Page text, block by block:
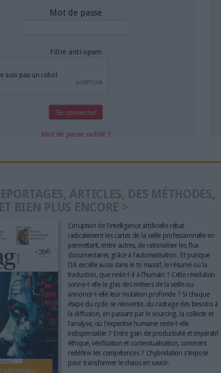
Mot de passe
Filtre anti-spam
Mot de passe oublié ?
L'irruption de l'intelligence artificielle rebat
radicalement les cartes de la veille professionnelle en
permettant, entre autres, de rationaliser les flux
documentaires grâce à l’automatisation. Et puisque
l'IA excelle aussi dans le tri massif, le résumé ou la
traduction, que reste-t-il à l’humain ? Cette révolution
sonne-t-elle le glas des métiers de la veille ou
annonce-t-elle leur mutation profonde ? Si chaque
étape du cycle se réinvente, du cadrage des besoins à
la diffusion, en passant par le sourcing, la collecte et
l'analyse, où l'expertise humaine reste-t-elle
indispensable ? Entre gain de productivité et impératif
éthique, vérification et contextualisation, comment
redéfinir les compétences ? L'hybridation s'impose
pour transformer le chaos en savoir.